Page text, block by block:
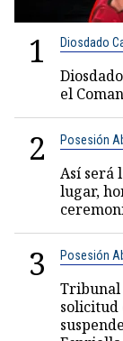
1 Diosdado
el
2 Posesión
Así será
lugar,
3 Posesión
Tribunal
solicitud